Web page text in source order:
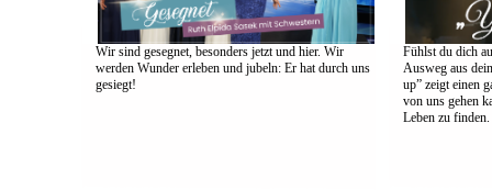
Wir sind gesegnet, besonders jetzt und hier. Wir
werden Wunder erleben und jubeln: Er hat durch uns
gesiegt!
Fühlst du dich
Ausweg aus
up” zeigt einen
von uns gehen
Leben zu finden.